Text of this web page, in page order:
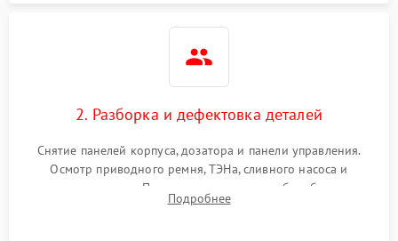
2. Разборка и дефектовка деталей
Снятие панелей корпуса, дозатора и панели управления.
Осмотр приводного ремня, ТЭНа, сливного насоса и
амортизаторов. Проверка подшипников барабана и
крестовины на износ, а манжеты люка на разрывы.
Подробнее